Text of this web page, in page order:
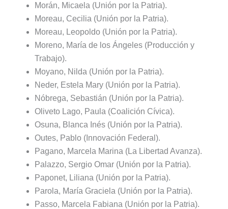
Morán, Micaela (Unión por la Patria).
Moreau, Cecilia (Unión por la Patria).
Moreau, Leopoldo (Unión por la Patria).
Moreno, María de los Ángeles (Producción y
Trabajo).
Moyano, Nilda (Unión por la Patria).
Neder, Estela Mary (Unión por la Patria).
Nóbrega, Sebastián (Unión por la Patria).
Oliveto Lago, Paula (Coalición Cívica).
Osuna, Blanca Inés (Unión por la Patria).
Outes, Pablo (Innovación Federal).
Pagano, Marcela Marina (La Libertad Avanza).
Palazzo, Sergio Omar (Unión por la Patria).
Paponet, Liliana (Unión por la Patria).
Parola, María Graciela (Unión por la Patria).
Passo, Marcela Fabiana (Unión por la Patria).